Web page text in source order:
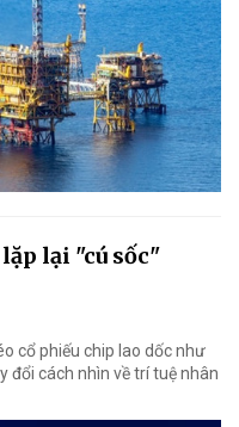
lại "cú sốc"
cổ phiếu chip lao dốc như
đổi cách nhìn về trí tuệ nhân